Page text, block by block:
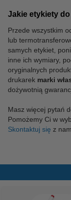
Jakie etykiety
Przede wszystkim
lub
samych etykiet,
inne ich wymiary,
oryginalnych
drukarek marki
dożywotnią
Masz więcej pytań
Pomożemy Ci w
Skontaktuj się z